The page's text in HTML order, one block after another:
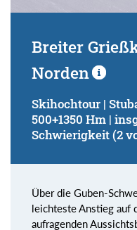
Breiter
Norden
Skihochtour |
500+1350 Hm |
Schwierigkeit (2
Über die Guben-
leichteste Anstieg auf
aufragenden